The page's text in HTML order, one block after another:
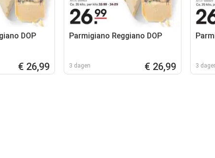
DOP
€ 26,99
Parmigiano Reggiano DOP
3 dagen € 26,99 3